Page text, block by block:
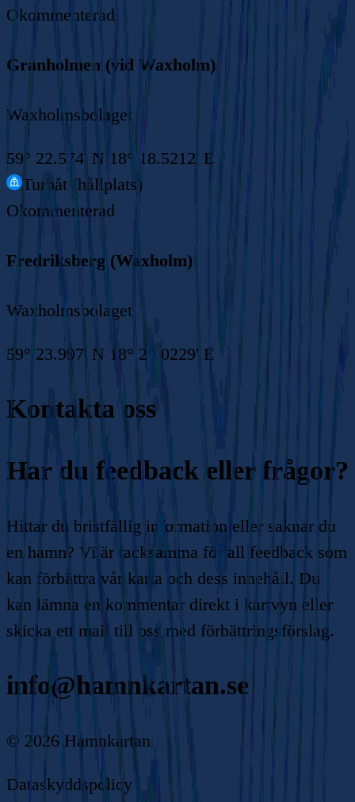
Okommenterad
Granholmen (vid Waxholm)
Waxholmsbolaget
59° 22.574' N 18° 18.5212' E
Turbåt (hållplats)
Okommenterad
Fredriksberg (Waxholm)
Waxholmsbolaget
59° 23.997' N 18° 20.0229' E
Kontakta oss
Har du feedback eller frågor?
Hittar du bristfällig information eller saknar du
en hamn? Vi är tacksamma för all feedback som
kan förbättra vår karta och dess innehåll. Du
kan lämna en kommentar direkt i kartvyn eller
skicka ett mail till oss med förbättringsförslag.
info@hamnkartan.se
© 2026 Hamnkartan
Dataskyddspolicy